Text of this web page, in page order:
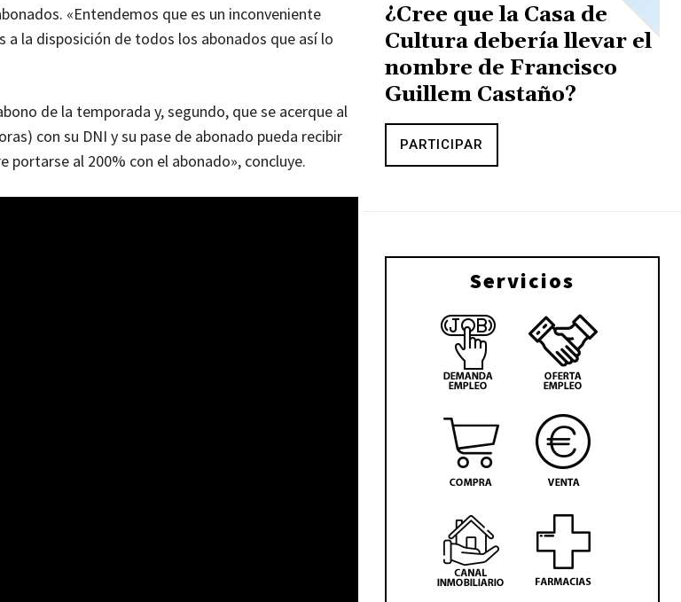
«Entendemos que es un inconveniente
a la disposición de todos los abonados que así lo
de la temporada y, segundo, que se acerque al
con su DNI y su pase de abonado pueda recibir
al 200% con el abonado», concluye.
¿Cree que la Casa de
Cultura debería llevar el
nombre de Francisco
Guillem Castaño?
PARTICIPAR
Servicios